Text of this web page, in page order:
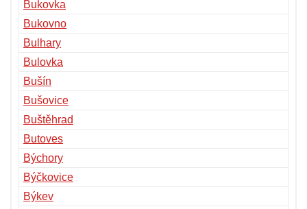
Bukovka
Bukovno
Bulhary
Bulovka
Bušín
Bušovice
Buštěhrad
Butoves
Býchory
Býčkovice
Býkev